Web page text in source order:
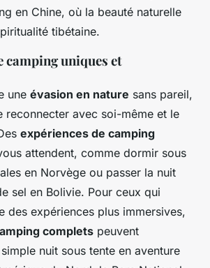
en Chine, où la beauté naturelle
tibétaine.
camping uniques et
une évasion en nature sans pareil,
reconnecter avec soi-même et le
expériences de camping
attendent, comme dormir sous
en Norvège ou passer la nuit
sel en Bolivie. Pour ceux qui
des expériences plus immersives,
complets peuvent
nuit sous tente en aventure